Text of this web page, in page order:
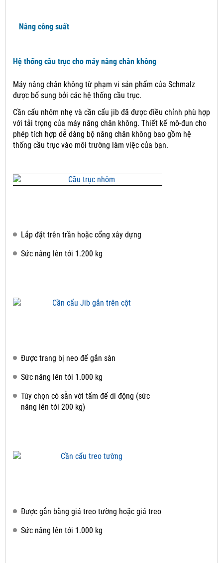
Nâng công suất
Hệ thống cầu trục cho máy nâng chân không
Máy nâng chân không từ phạm vi sản phẩm của Schmalz
được bổ sung bởi các hệ thống cầu trục.
Cần cẩu nhôm nhẹ và cần cẩu jib đã được điều chỉnh phù hợp
với tải trọng của máy nâng chân không. Thiết kế mô-đun cho
phép tích hợp dễ dàng bộ nâng chân không bao gồm hệ
thống cầu trục vào môi trường làm việc của bạn.
Lắp đặt trên trần hoặc cổng xây dựng
Sức nâng lên tới 1.200 kg
Được trang bị neo để gắn sàn
Sức nâng lên tới 1.000 kg
Tùy chọn có sẵn với tấm đế di động (sức
nâng lên tới 200 kg)
Được gắn bằng giá treo tường hoặc giá treo
Sức nâng lên tới 1.000 kg